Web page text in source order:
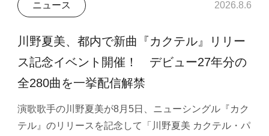
ニュース 2026.8.6
川野夏美、都内で新曲『カクテル』リリー
ス記念イベント開催！ デビュー27年分の
全280曲を一挙配信解禁
演歌歌手の川野夏美が8月5日、ニューシングル『カク
テル』のリリースを記念して「川野夏美 カクテル・パ